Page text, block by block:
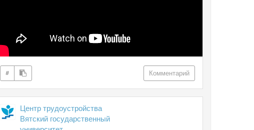
# Комментарий
Центр трудоустройства
Вятский государственный